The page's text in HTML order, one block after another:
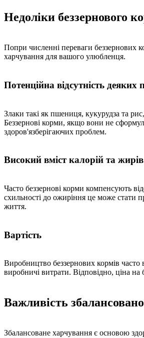
Недоліки беззернового
Попри численні переваги беззернових
харчування для вашого улюбленця.
Потенційна відсутність
Злаки такі як пшениця, кукурудза та
Беззернові корми, якщо вони не
здоров'язберігаючих проблем.
Високий вміст калорій та жирів
Часто беззернові корми компенсують
схильності до ожиріння це може стати
життя.
Вартість
Виробництво беззернових кормів часто
виробничі витрати. Відповідно, ціна
Важливість
Збалансоване харчування є основою